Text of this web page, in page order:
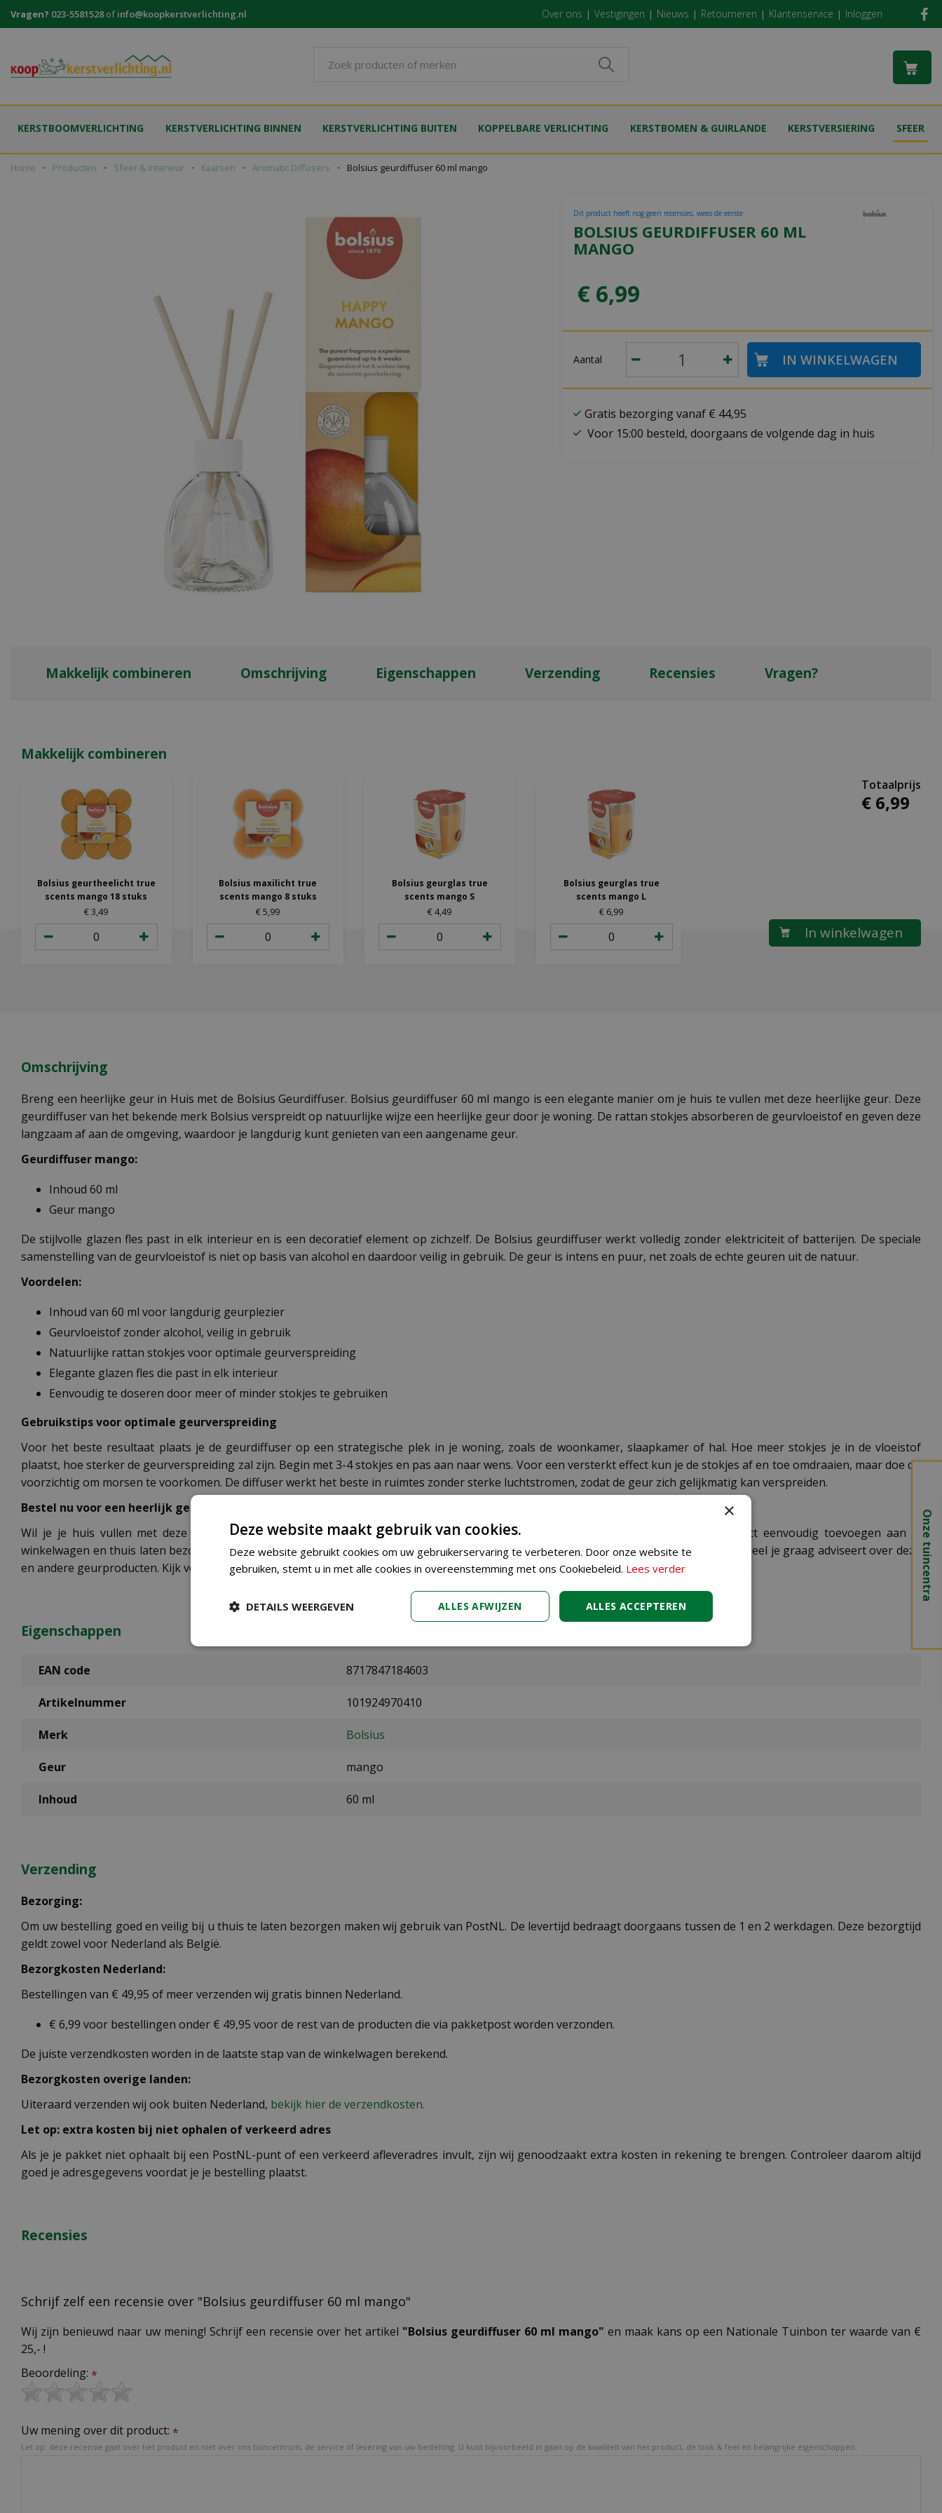
naar
Home Producten Sfeer & interieur Kaarsen Aromatic Diffusers Bolsius geurdiffuser 60 ml mango
Vragen? 023-5581528ofinfo@koopkerstverlichting.nl Over ons Vestigingen Nieuws Retourneren Klantenservice Inloggen
KERSTBOOMVERLICHTING KERSTVERLICHTING BINNEN KERSTVERLICHTING BUITEN KOPPELBARE VERLICHTING KERSTBOMEN & GUIRLANDE KERSTVERSIERING SFEER
BOLSIUS GEURDIFFUSER 60 ML
MANGO
Dit product heeft nog geen recensies, wees de eerste
€ 6,99
Aantal
Gratis bezorging vanaf € 44,95
Voor 15:00 besteld, doorgaans de volgende dag in huis
Makkelijk combineren Omschrijving Eigenschappen Verzending Recensies Vragen?
Makkelijk combineren
Bolsius geurtheelicht true
scents mango 18 stuks
€3,49
Bolsius maxilicht true
scents mango 8 stuks
€5,99
Bolsius geurglas true
scents mango S
€4,49
Bolsius geurglas true
scents mango L
€ 6,99
€ 6,99
Omschrijving
Breng een heerlijke geur in Huis met de Bolsius Geurdiffuser. Bolsius geurdiffuser 60 ml mango is een elegante manier om je huis te vullen met deze heerlijke geur. Deze
geurdiffuser van het bekende merk Bolsius verspreidt op natuurlijke wijze een heerlijke geur door je woning. De rattan stokjes absorberen de geurvloeistof en geven deze
langzaam af aan de omgeving, waardoor je langdurig kunt genieten van een aangename geur.
Geurdiffuser mango:
Inhoud 60 ml
Geur mango
De stijlvolle glazen fles past in elk interieur en is een decoratief element op zichzelf. De Bolsius geurdiffuser werkt volledig zonder elektriciteit of batterijen. De speciale
samenstelling van de geurvloeistof is niet op basis van alcohol en daardoor veilig in gebruik. De geur is intens en puur, net zoals de echte geuren uit de natuur.
Voordelen:
Inhoud van 60 ml voor langdurig geurplezier
Geurvloeistof zonder alcohol, veilig in gebruik
Natuurlijke rattan stokjes voor optimale geurverspreiding
Elegante glazen fles die past in elk interieur
Eenvoudig te doseren door meer of minder stokjes te gebruiken
Gebruikstips voor optimale geurverspreiding
Voor het beste resultaat plaats je de geurdiffuser op een strategische plek in je woning, zoals de woonkamer, slaapkamer of hal. Hoe meer stokjes je in de vloeistof
plaatst, hoe sterker de geurverspreiding zal zijn. Begin met 3-4 stokjes en pas aan naar wens. Voor een versterkt effect kun je de stokjes af en toe omdraaien, maar doe dit
voorzichtig om morsen te voorkomen. De diffuser werkt het beste in ruimtes zonder sterke luchtstromen, zodat de geur zich gelijkmatig kan verspreiden.
Bestel nu voor een heerlijk geurende woning
Wil je je huis vullen met deze heerlijke geur? Bestel de Bolsius geurdiffuser 60 ml mango vandaag nog online. Je kunt het product eenvoudig toevoegen aan je
winkelwagen en thuis laten bezorgen. Liever eerst zien en ruiken? Bezoek dan een van onze fysieke winkels waar ons deskundige personeel je graag adviseert over deze
en andere geurproducten. Kijk voor de dichtstbijzijnde vestiging oponze locatiepaginaen ervaar zelf de kwaliteit van Bolsius geurdiffusers.
Eigenschappen
EAN code 8717847184603
Artikelnummer 101924970410
Merk Bolsius
Geur mango
Inhoud 60 ml
Verzending
Bezorging:
Om uw bestelling goed en veilig bij u thuis te laten bezorgen maken wij gebruik van PostNL. De levertijd bedraagt doorgaans tussen de 1 en 2 werkdagen. Deze bezorgtijd
geldt zowel voor Nederland als België.
Bezorgkosten Nederland:
Bestellingen van € 49,95 of meer verzenden wij gratis binnen Nederland.
€ 6,99 voor bestellingen onder € 49,95 voor de rest van de producten die via pakketpost worden verzonden.
De juiste verzendkosten worden in de laatste stap van de winkelwagen berekend.
Bezorgkosten overige landen:
Uiteraard verzenden wij ook buiten Nederland, bekijk hier de verzendkosten.
Let op: extra kosten bij niet ophalen of verkeerd adres
Als je je pakket niet ophaalt bij een PostNL-punt of een verkeerd afleveradres invult, zijn wij genoodzaakt extra kosten in rekening te brengen. Controleer daarom altijd
goed je adresgegevens voordat je je bestelling plaatst.
Recensies
Schrijf zelf een recensie over "Bolsius geurdiffuser 60 ml mango"
Wij zijn benieuwd naar uw mening! Schrijf een recensie over het artikel "Bolsius geurdiffuser 60 ml mango" en maak kans op een Nationale Tuinbon ter waarde van €
25,- !
Beoordeling: *
Uw mening over dit product: *
Let op: deze recensie gaat over het product en niet over ons tuincentrum, de service of levering van uw bestelling. U kunt bijvoorbeeld in gaan op de kwaliteit van het product, de look & feel en belangrijke eigenschappen.
Onze tuincentra
×
Deze website maakt gebruik van cookies.
Deze website gebruikt cookies om uw gebruikerservaring te verbeteren. Door onze website te
gebruiken, stemt u in met alle cookies in overeenstemming met ons Cookiebeleid. Lees verder
ALLES ACCEPTEREN
ALLES AFWIJZEN
DETAILS WEERGEVEN